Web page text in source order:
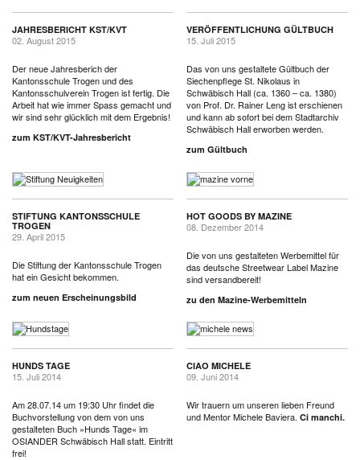
JAHRESBERICHT KST/KVT
02. August 2015
Der neue Jahresberich der
Kantonsschule Trogen und des
Kantonsschulverein Trogen ist fertig. Die
Arbeit hat wie immer Spass gemacht und
wir sind sehr glücklich mit dem Ergebnis!
zum KST/KVT-Jahresbericht
VERÖFFENTLICHUNG GÜLTBUCH
15. Juli 2015
Das von uns gestaltete Gültbuch der
Siechenpflege St. Nikolaus in
Schwäbisch Hall (ca. 1360 – ca. 1380)
von Prof. Dr. Rainer Leng ist erschienen
und kann ab sofort bei dem Stadtarchiv
Schwäbisch Hall erworben werden.
zum Gültbuch
STIFTUNG KANTONSSCHULE
TROGEN
29. April 2015
Die Stiftung der Kantonsschule Trogen
hat ein Gesicht bekommen.
zum neuen Erscheinungsbild
HOT GOODS BY MAZINE
08. Dezember 2014
Die von uns gestalteten Werbemittel für
das deutsche Streetwear Label Mazine
sind versandbereit!
zu den Mazine-Werbemitteln
HUNDS TAGE
15. Juli 2014
Am 28.07.14 um 19:30 Uhr findet die
Buchvorstellung von dem von uns
gestalteten Buch »Hunds Tage« im
OSIANDER Schwäbisch Hall statt. Eintritt
frei!
CIAO MICHELE
09. Juni 2014
Wir trauern um unseren lieben Freund
und Mentor Michele Baviera. Ci manchi.